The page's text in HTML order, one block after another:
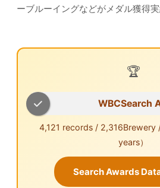
ーブルーイングなどがメダル獲得
🏆
WBCSearch
4,121 records /
years）
Search Awards